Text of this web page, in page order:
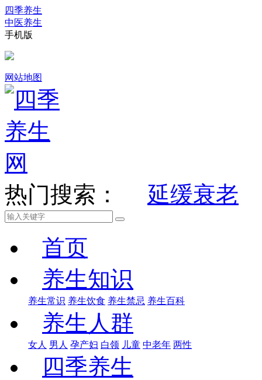
四季养生
中医养生
手机版
网站地图
热门搜索： 延缓衰老
首页
养生知识
养生常识 养生饮食 养生禁忌 养生百科
养生人群
女人 男人 孕产妇 白领 儿童 中老年 两性
四季养生